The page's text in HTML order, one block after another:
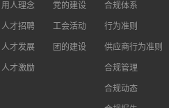
用人理念
人才招聘
人才发展
人才激励
党的建设
工会活动
团的建设
合规体系
行为准则
供应商行为准则
合规管理
合规动态